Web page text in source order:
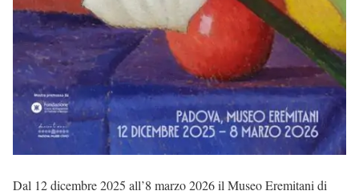
Dal 12 dicembre 2025 all’8 marzo 2026 il Museo Eremitani di